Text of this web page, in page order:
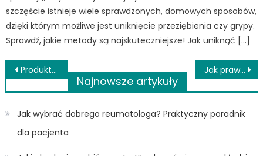
szczęście istnieje wiele sprawdzonych, domowych sposobów,
dzięki którym możliwe jest uniknięcie przeziębienia czy grypy.
Sprawdź, jakie metody są najskuteczniejsze! Jak uniknąć […]
Nawigacja
wpisu
Produkty, które przydadzą się przy opiece nad niemowlakiem Jak prawidłowo dbać o swoje dłonie?
Najnowsze artykuły
Jak wybrać dobrego reumatologa? Praktyczny poradnik
dla pacjenta